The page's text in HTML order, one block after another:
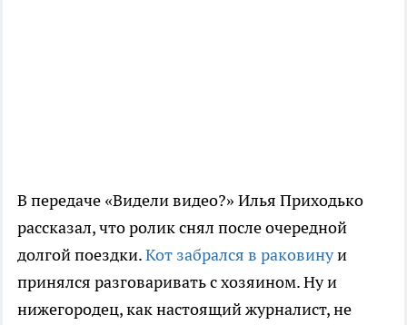
В передаче «Видели видео?» Илья Приходько
рассказал, что ролик снял после очередной
долгой поездки.Кот забрался в раковинуи
принялся разговаривать с хозяином. Ну и
нижегородец, как настоящий журналист, не